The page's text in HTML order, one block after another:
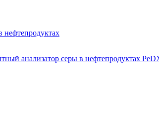
нефтепродуктах
анализатор серы в нефтепродуктах